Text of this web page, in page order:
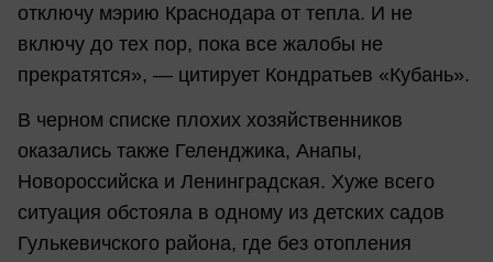
отключу мэрию Краснодара от тепла. И не
включу до тех пор, пока все жалобы не
прекратятся», — цитирует Кондратьев «Кубань».
В черном списке плохих хозяйственников
оказались также Геленджика, Анапы,
Новороссийска и Ленинградская. Хуже всего
ситуация обстояла в одному из детских садов
Гулькевичского района, где без отопления